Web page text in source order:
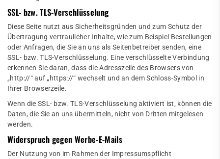
SSL- bzw. TLS-Verschlüsselung
Diese Seite nutzt aus Sicherheitsgründen und zum Schutz der
Übertragung vertraulicher Inhalte, wie zum Beispiel Bestellungen
oder Anfragen, die Sie an uns als Seitenbetreiber senden, eine
SSL- bzw. TLS-Verschlüsselung. Eine verschlüsselte Verbindung
erkennen Sie daran, dass die Adresszeile des Browsers von
„http://“ auf „https://“ wechselt und an dem Schloss-Symbol in
Ihrer Browserzeile.
Wenn die SSL- bzw. TLS-Verschlüsselung aktiviert ist, können die
Daten, die Sie an uns übermitteln, nicht von Dritten mitgelesen
werden.
Widerspruch gegen Werbe-E-Mails
Der Nutzung von im Rahmen der Impressumspflicht